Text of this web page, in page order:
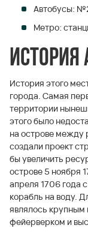
Автобусы:
Метро:
История этого
города. Самая
территории
этого было
на острове между
создали проект
бы увеличить
острове 5 ноября
апреля 1706 года
корабль на воду.
являлось
фейерверком и